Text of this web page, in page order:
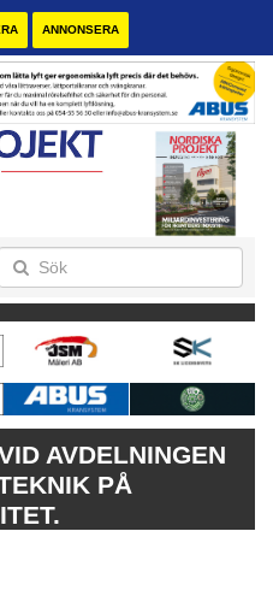
ANNONSERA
AVDELNINGEN
PÅ